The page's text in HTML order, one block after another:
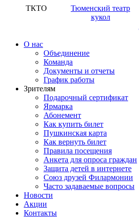
ТКТО
Тюменский театр
кукол
О нас
Объединение
Команда
Документы и отчеты
График работы
Зрителям
Подарочный сертификат
Ярмарка
Абонемент
Как купить билет
Пушкинская карта
Как вернуть билет
Правила посещения
Анкета для опроса граждан
Защита детей в интернете
Союз друзей Филармонии
Часто задаваемые вопросы
Новости
Акции
Контакты